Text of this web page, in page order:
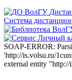
Система
SOAP-ERROR:
'http://is.volsu.ru/
external entity